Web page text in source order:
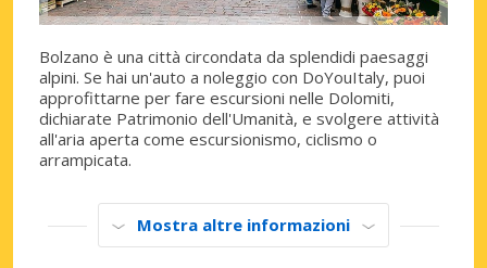
Bolzano è una città circondata da splendidi paesaggi
alpini. Se hai un'auto a noleggio con DoYouItaly, puoi
approfittarne per fare escursioni nelle Dolomiti,
dichiarate Patrimonio dell'Umanità, e svolgere attività
all'aria aperta come escursionismo, ciclismo o
arrampicata.
Mostra altre informazioni